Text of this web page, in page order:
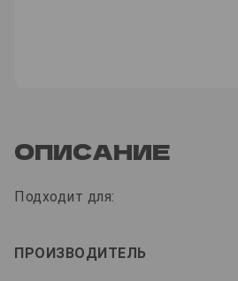
ОПИСАНИЕ
Подходит для:
ПРОИЗВОДИТЕЛЬ